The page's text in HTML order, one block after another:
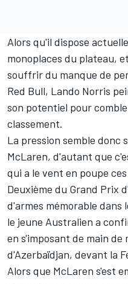
Alors qu'il dispose
monoplaces du plateau,
souffrir du manque de
Red Bull, Lando Norris
son potentiel pour
classement.
La pression semble donc
McLaren, d'autant que
qui a le vent en poupe
Deuxième du Grand Prix
d'armes mémorable
le jeune Australien a
en s'imposant de main
d'Azerbaïdjan, devant la
Alors que McLaren s'est